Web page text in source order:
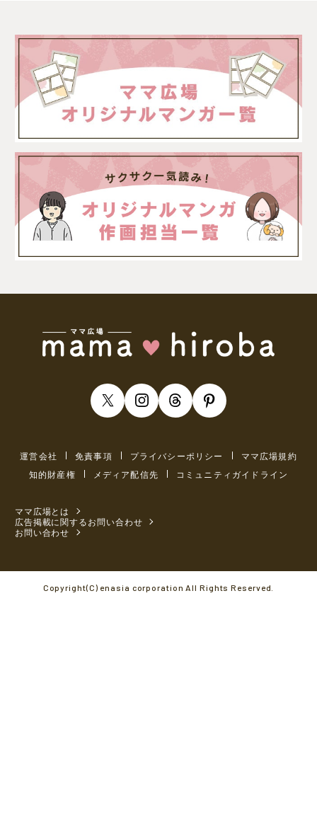
運営会社 免責事項 プライバシーポリシー
ママ広場規約
知的財産権
メディア配信先 コミュニティガイドライン
ママ広場とは
広告掲載に関するお問い合わせ
お問い合わせ
Copyright(C) enasia corporation All Rights Reserved.